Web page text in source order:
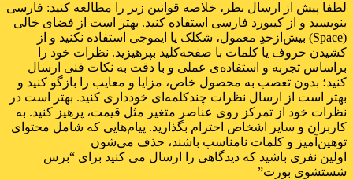
لطفا پیش از ارسال نظر، خلاصه قوانین زیر را مطالعه کنید: فارسی
بنویسید و از کیبورد فارسی استفاده کنید. بهتر است از فضای خالی
(Space) بیش‌از‌حدِ معمول، شکلک یا ایموجی استفاده نکنید و از
کشیدن حروف یا کلمات با صفحه‌کلید بپرهیزید. نظرات خود را
براساس تجربه و استفاده‌ی عملی و با دقت به نکات فنی ارسال
کنید؛ بدون تعصب به محصول خاص، مزایا و معایب را بازگو کنید و
بهتر است از ارسال نظرات چندکلمه‌‌ای خودداری کنید. بهتر است در
نظرات خود از تمرکز روی عناصر متغیر مثل قیمت، پرهیز کنید. به
کاربران و سایر اشخاص احترام بگذارید. پیام‌هایی که شامل محتوای
توهین‌آمیز و کلمات نامناسب باشند، حذف می‌شون
اولین نفری باشید که دیدگاهی را ارسال می کنید برای “برس
شستشوی بورت”